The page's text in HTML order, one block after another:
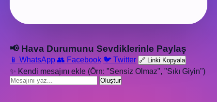
📢 Hava Durumunu Sevdiklerinle Paylaş
📱 WhatsApp 👥 Facebook 🐦 Twitter 🔗 Linki Kopyala
✨ Kendi mesajını ekle (Örn: "Sensiz Olmaz", "Sıkı Giyin")
Oluştur